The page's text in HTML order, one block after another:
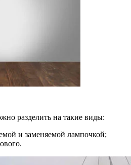
разделить на такие виды:
и заменяемой лампочкой;